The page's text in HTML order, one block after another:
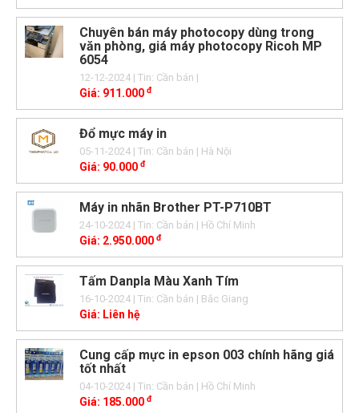
Chuyên bán máy photocopy dùng trong
văn phòng, giá máy photocopy Ricoh MP
6054
12-12-2024| Tin: Cần bán |
Giá: 911.000 đ
Đổ mực máy in
05-11-2024| Tin: Cần bán | Hà Nội
Giá: 90.000 đ
Máy in nhãn Brother PT-P710BT
24-10-2024| Tin: Cần bán | Hồ Chí Minh
Giá: 2.950.000 đ
Tấm Danpla Màu Xanh Tím
16-10-2024| Tin: Cần bán | Bắc Giang
Giá: Liên hệ
Cung cấp mực in epson 003 chính hãng giá
tốt nhất
04-10-2024| Tin: Cần bán | Hồ Chí Minh
Giá: 185.000 đ